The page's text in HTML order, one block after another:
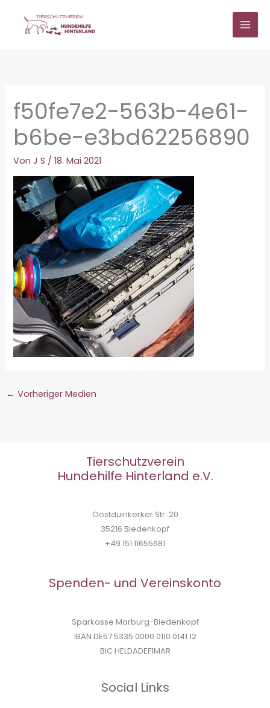
springen
f50fe7e2-563b-4e61-
b6be-e3bd62256890
VonJ S /18. Mai 2021
← Vorheriger Medien
Tierschutzverein
Hundehilfe Hinterland e.V.
Oostduinkerker Str. 20
35216 Biedenkopf
+49 151 11655681
Spenden- und Vereinskonto
Sparkasse Marburg-Biedenkopf
IBAN DE57 5335 0000 0110 0141 12
BIC HELDADEF1MAR
Social Links